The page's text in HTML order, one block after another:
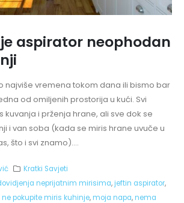
aspirator neophodan
najviše vremena tokom dana ili bismo bar
od omiljenih prostorija u kući. Svi
kuvanja i prženja hrane, ali sve dok se
i van soba (kada se miris hrane uvuče u
što i svi znamo)....
Kratki Savjeti
neprijatnim mirisima,jeftin aspirator,
ne pokupite miris kuhinje,moja napa,nema